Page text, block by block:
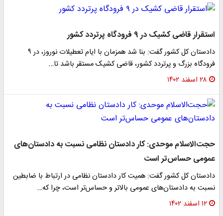
استقرار قاضی کشیک در ۹ فرودگاه پرتردد کشور
دادستان کل کشور گفت: بنا شد همزمان با ایام تعطیلات نوروز، در ۹
فرودگاه بزرگ و پرتردد کشور، قاضی کشیک مستقر باشد تا…
۲۸ اسفند ۱۴۰۲
حجت‌الاسلام موحدی: کار دادستان نظامی نسبت به دادستان‌های
عمومی حساس‌تر است
دادستان کل کشور گفت: همیت کار دادستان نظامی در ارتباط با ضابطین
نسبت به دادستان‌های عمومی بالاتر و حساس‌تر است، چرا که…
۱۲ اسفند ۱۴۰۲